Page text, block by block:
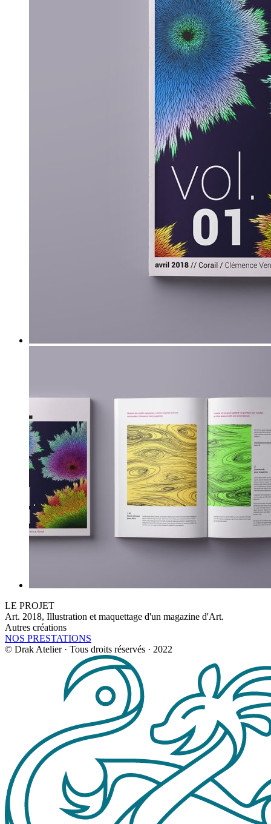
LE PROJET
Art. 2018, Illustration et maquettage d'un magazine d'Art.
Autres créations
NOS PRESTATIONS
© Drak Atelier · Tous droits réservés · 2022